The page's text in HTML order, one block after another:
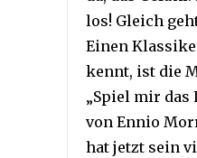
los! Gleich
Einen
kennt, ist die
„Spiel mir das
von Ennio
hat jetzt sein